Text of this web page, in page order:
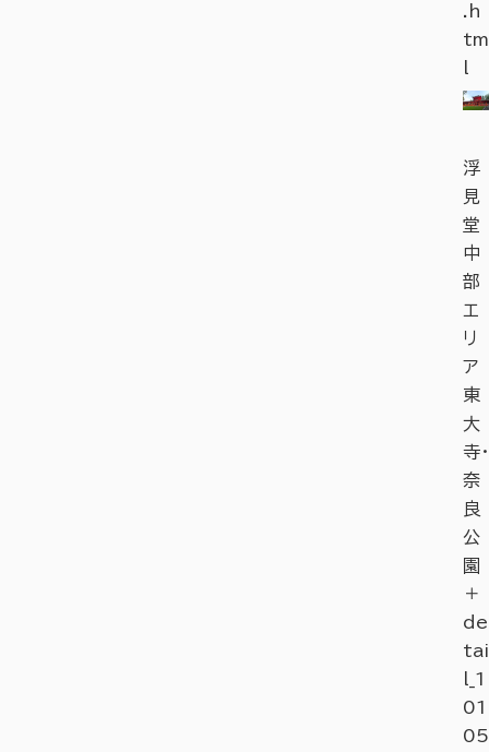
.h
tm
浮
見
堂
中
部
エ
リ
ア
東
大
寺・
奈
良
公
園
＋
de
tai
l_1
01
05